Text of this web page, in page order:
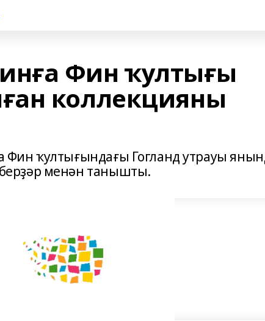
Фин ҡултығы
коллекцияны
Фин ҡултығындағы Гогланд утрауы
менән танышты.